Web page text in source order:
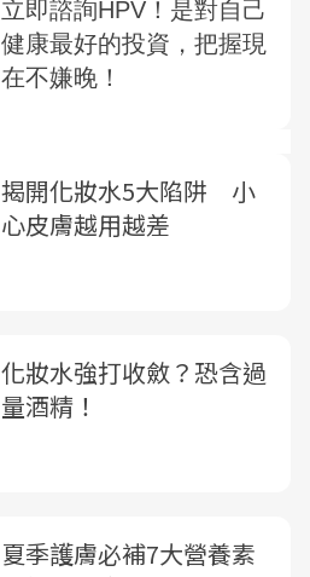
揭開化妝水5大陷阱 小
心皮膚越用越差
化妝水強打收斂？恐含過
量酒精！
夏季護膚必補7大營養素